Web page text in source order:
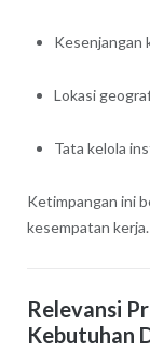
Kesenjangan
Lokasi
Tata kelola
Ketimpangan ini
kesempatan kerja.
Relevansi
Kebutuhan